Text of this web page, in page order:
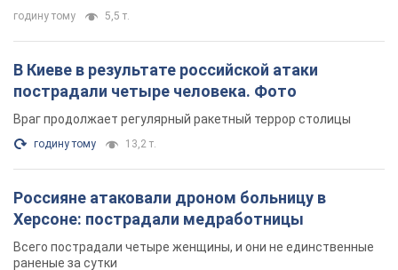
годину тому 5,5 т.
В Киеве в результате российской атаки
пострадали четыре человека. Фото
Враг продолжает регулярный ракетный террор столицы
годину тому 13,2 т.
Россияне атаковали дроном больницу в
Херсоне: пострадали медработницы
Всего пострадали четыре женщины, и они не единственные
раненые за сутки